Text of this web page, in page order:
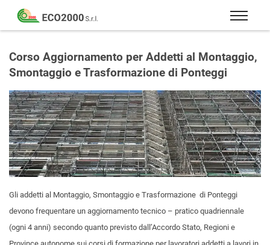
Eco
2000
Formazione
consulenza
per
la
sicurezza
sul
lavoro
–
D.Lgs
Corso Aggiornamento per Addetti al Montaggio,
Smontaggio e Trasformazione di Ponteggi
Gli addetti al Montaggio, Smontaggio e Trasformazione di Ponteggi
devono frequentare un aggiornamento tecnico – pratico quadriennale
(ogni 4 anni) secondo quanto previsto dall’Accordo Stato, Regioni e